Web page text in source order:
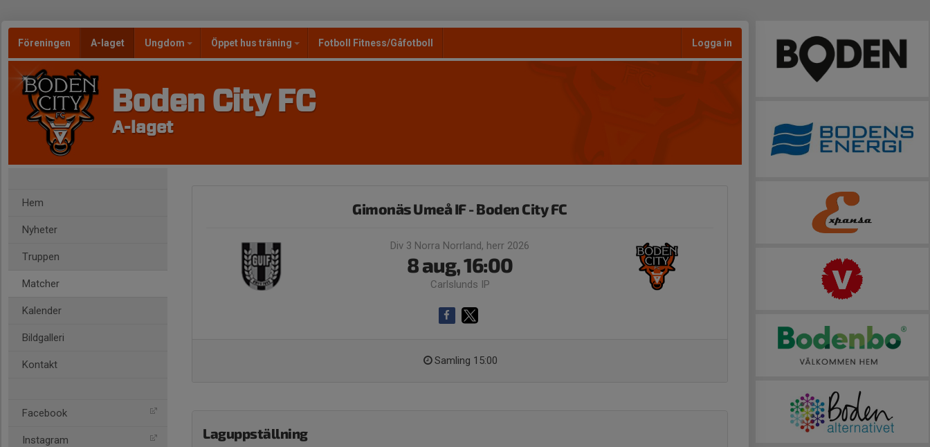
Föreningen A-laget Ungdom Öppet hus träning Fotboll Fitness/Gåfotboll Logga in
Boden City FC
A-laget
Hem
Nyheter
Truppen
Matcher
Kalender
Bildgalleri
Kontakt
Facebook
Instagram
Gimonäs Umeå IF - Boden City FC
Div 3 Norra Norrland, herr 2026
8 aug, 16:00
Carlslunds IP
Samling 15:00
Laguppställning